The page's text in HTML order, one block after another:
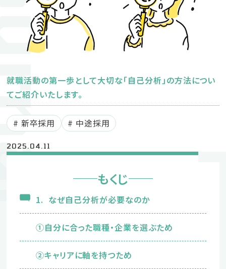
企画事務職
人材育成方針・キャリアパス
福利厚生
中途募集要項
採用に関するお問い合わせ
TEL053-442-
企業サイト
プライバシーポリシー
就職活動の第一歩として大切な「自己分析」の方法につい
てご紹介いたします。
新卒採用 中途採用
2025.04.11
もくじ
1. なぜ自己分析が必要なのか
①自分に合った職種・企業を選ぶため
②キャリアに軸を持つため